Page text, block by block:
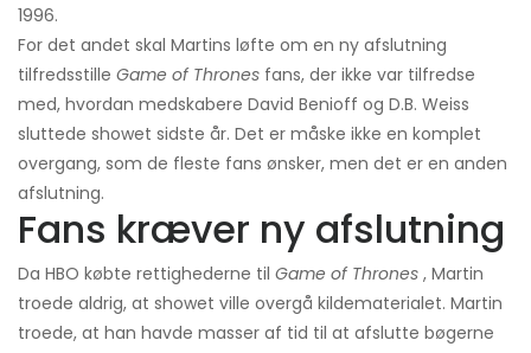
1996.
For det andet skal Martins løfte om en ny afslutning
tilfredsstille Game of Thrones fans, der ikke var tilfredse
med, hvordan medskabere David Benioff og D.B. Weiss
sluttede showet sidste år. Det er måske ikke en komplet
overgang, som de fleste fans ønsker, men det er en anden
afslutning.
Fans kræver ny afslutning
Da HBO købte rettighederne til Game of Thrones , Martin
troede aldrig, at showet ville overgå kildematerialet. Martin
troede, at han havde masser af tid til at afslutte bøgerne